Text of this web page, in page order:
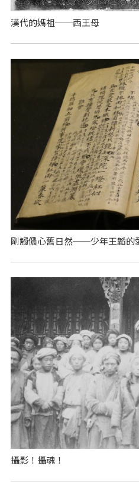
漢代的媽祖──西王母
剛觸儂心舊日然──少年王韜的
攝影！攝魂！